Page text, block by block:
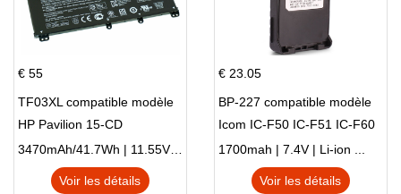
€ 55
TF03XL compatible modèle
HP Pavilion 15-CD
3470mAh/41.7Wh | 11.55V | Li-ion ...
Voir les détails
€ 23.05
BP-227 compatible modèle
Icom IC-F50 IC-F51 IC-F60
IC-F61 IC-M87
1700mah | 7.4V | Li-ion ...
Voir les détails